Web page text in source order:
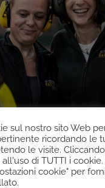
sul nostro sito Web
ricordando le
le visite.
di TUTTI i cookie.
cookie" per